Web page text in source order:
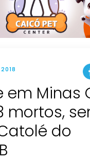
em Minas
mortos,
do